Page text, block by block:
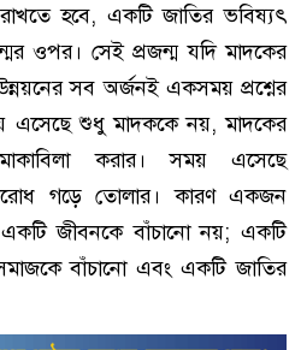
হবে, একটি জাতির ভবিষ্যৎ
ওপর। সেই প্রজন্ম যদি মাদকের
সব অর্জনই একসময় প্রশ্নের
শুধু মাদককে নয়, মাদকের
করার। সময় এসেছে
গড়ে তোলার। কারণ একজন
জীবনকে বাঁচানো নয়; একটি
বাঁচানো এবং একটি জাতির